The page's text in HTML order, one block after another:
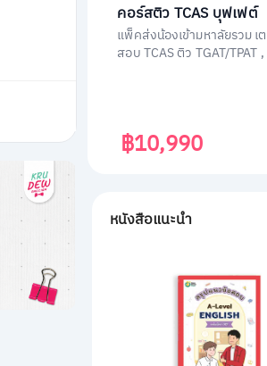
คอร์สติว TCAS บุฟเฟต์
แพ็คส่งน้องเข้ามหาลัยรวม เตรียมพร้อม
สอบ TCAS ติว TGAT/TPAT
฿10,990
หนังสือแนะนำ